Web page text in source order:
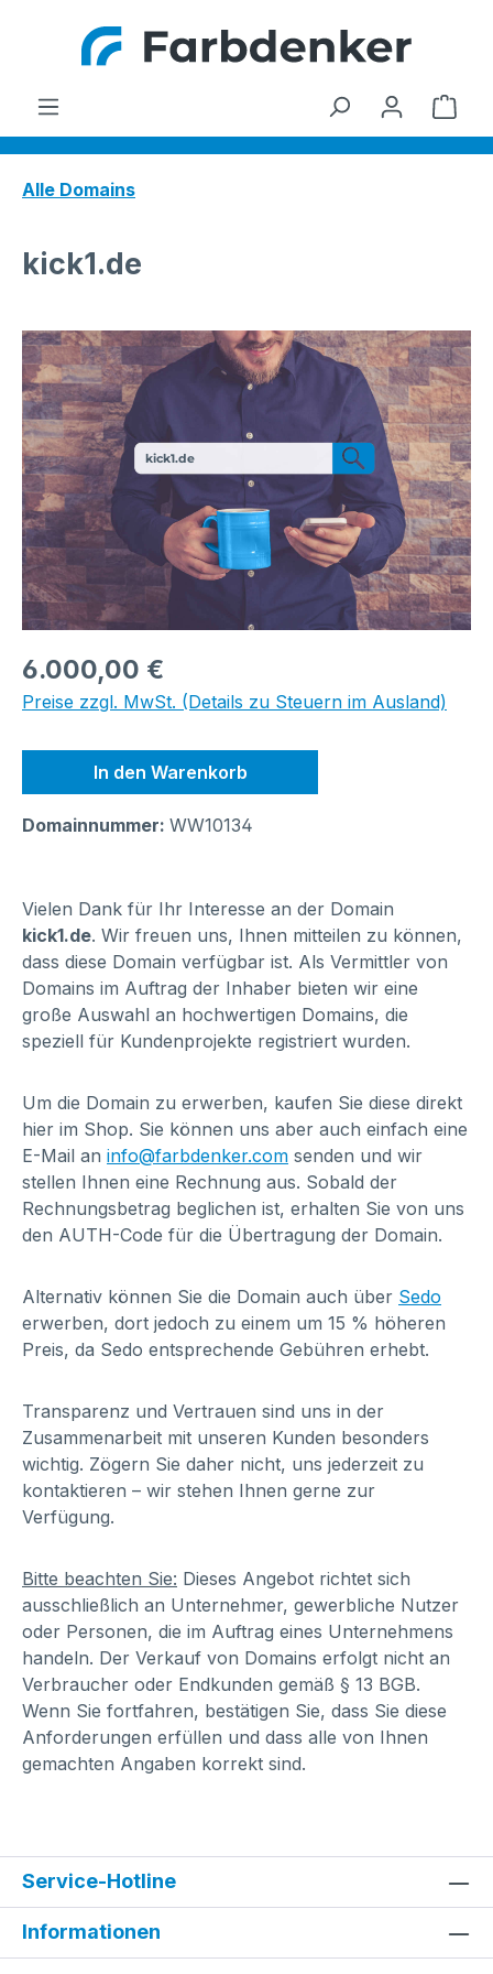
Zum Hauptinhalt springen
Alle Domains
kick1.de
kick1.de
Regulärer Preis:
6.000,00 €
Preise zzgl. MwSt. (Details zu Steuern im Ausland)
In den Warenkorb
Domainnummer: WW10134
Vielen Dank für Ihr Interesse an der Domain
kick1.de. Wir freuen uns, Ihnen mitteilen zu können,
dass diese Domain verfügbar ist. Als Vermittler von
Domains im Auftrag der Inhaber bieten wir eine
große Auswahl an hochwertigen Domains, die
speziell für Kundenprojekte registriert wurden.
Um die Domain zu erwerben, kaufen Sie diese direkt
hier im Shop. Sie können uns aber auch einfach eine
E-Mail an info@farbdenker.com senden und wir
stellen Ihnen eine Rechnung aus. Sobald der
Rechnungsbetrag beglichen ist, erhalten Sie von uns
den AUTH-Code für die Übertragung der Domain.
Alternativ können Sie die Domain auch über Sedo
erwerben, dort jedoch zu einem um 15 % höheren
Preis, da Sedo entsprechende Gebühren erhebt.
Transparenz und Vertrauen sind uns in der
Zusammenarbeit mit unseren Kunden besonders
wichtig. Zögern Sie daher nicht, uns jederzeit zu
kontaktieren – wir stehen Ihnen gerne zur
Verfügung.
Bitte beachten Sie: Dieses Angebot richtet sich
ausschließlich an Unternehmer, gewerbliche Nutzer
oder Personen, die im Auftrag eines Unternehmens
handeln. Der Verkauf von Domains erfolgt nicht an
Verbraucher oder Endkunden gemäß § 13 BGB.
Wenn Sie fortfahren, bestätigen Sie, dass Sie diese
Anforderungen erfüllen und dass alle von Ihnen
gemachten Angaben korrekt sind.
Service-Hotline
Informationen